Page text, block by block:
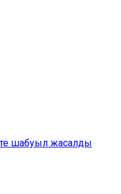
шабуыл жасалды